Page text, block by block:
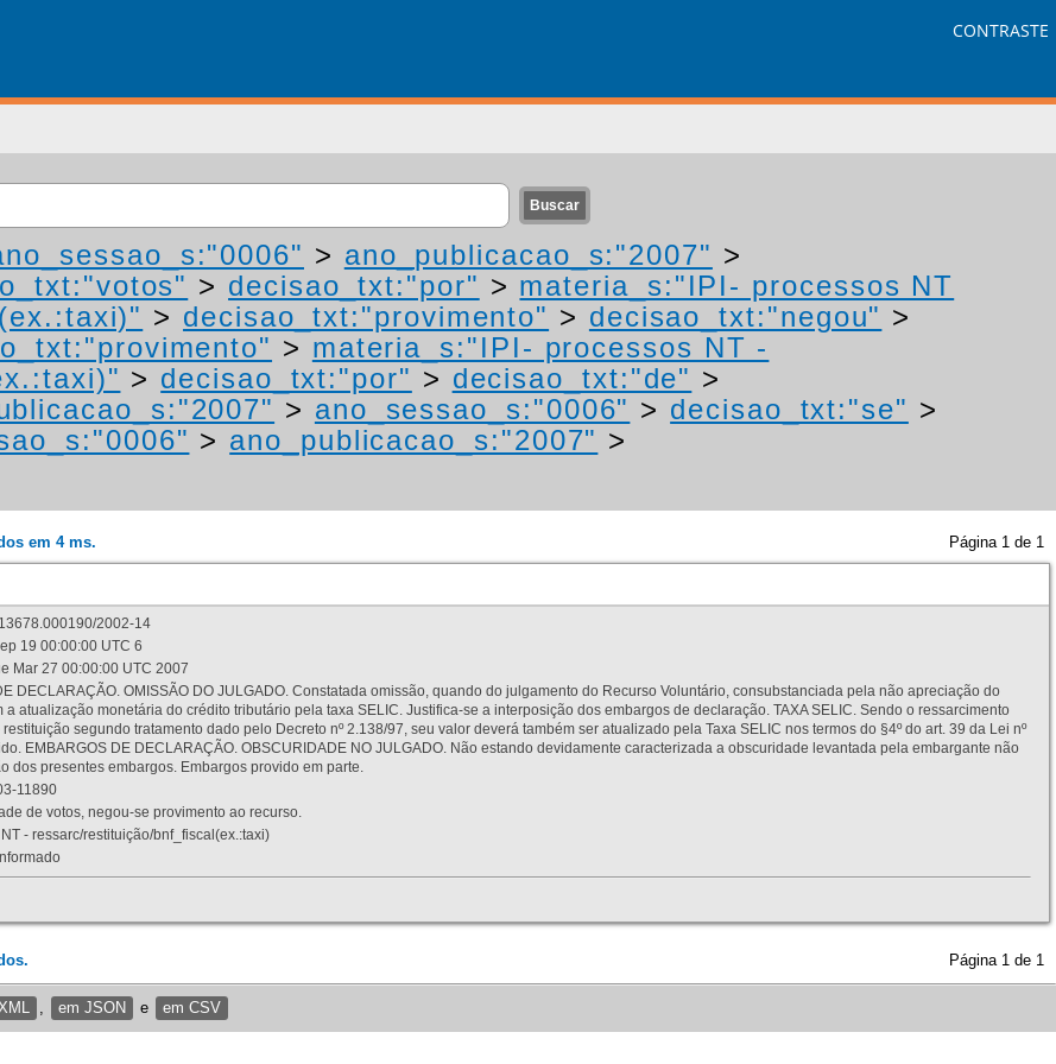
CONTRASTE
> ano_publicacao_s:"2007" >
> decisao_txt:"por" > materia_s:"IPI- processos NT
> decisao_txt:"provimento" > decisao_txt:"negou" >
> materia_s:"IPI- processos NT -
> decisao_txt:"por" > decisao_txt:"de" >
> ano_sessao_s:"0006" > decisao_txt:"se" >
> ano_publicacao_s:"2007" >
em 4 ms. Página 1 de 1
13678.000190/2002-14
19 00:00:00 UTC 6
Mar 27 00:00:00 UTC 2007
DECLARAÇÃO. OMISSÃO DO JULGADO. Constatada omissão, quando do julgamento do Recurso Voluntário, consubstanciada pela não apreciação do
atualização monetária do crédito tributário pela taxa SELIC. Justifica-se a interposição dos embargos de declaração. TAXA SELIC. Sendo o ressarcimento
segundo tratamento dado pelo Decreto nº 2.138/97, seu valor deverá também ser atualizado pela Taxa SELIC nos termos do §4º do art. 39 da Lei nº
EMBARGOS DE DECLARAÇÃO. OBSCURIDADE NO JULGADO. Não estando devidamente caracterizada a obscuridade levantada pela embargante não
dos presentes embargos. Embargos provido em parte.
11890
de votos, negou-se provimento ao recurso.
NT - ressarc/restituição/bnf_fiscal(ex.:taxi)
Página 1 de 1
em JSON e em CSV